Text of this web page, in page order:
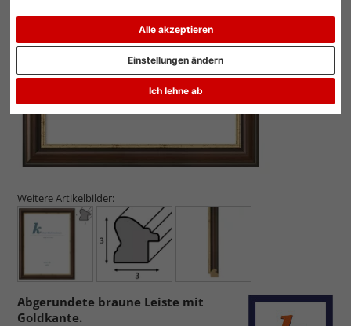
Alle akzeptieren
Ich lehne ab
Einstellungen ändern
Weitere Artikelbilder:
Abgerundete braune Leiste mit
Goldkante.